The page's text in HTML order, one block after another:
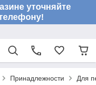
уточняйте
Принадлежности Для